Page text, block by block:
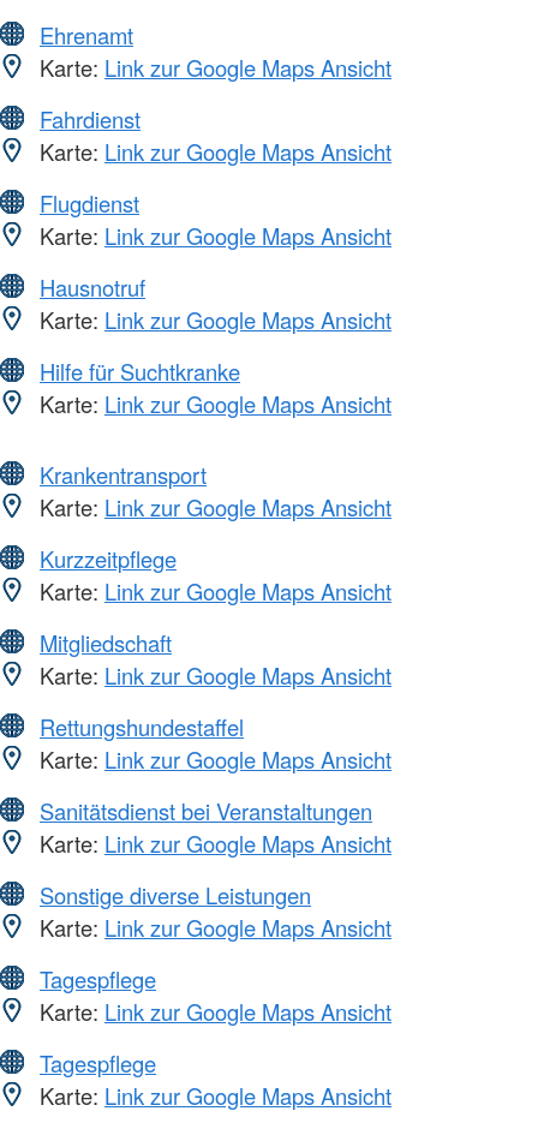
Ehrenamt
Karte: Link zur Google Maps Ansicht
Fahrdienst
Karte: Link zur Google Maps Ansicht
Flugdienst
Karte: Link zur Google Maps Ansicht
Hausnotruf
Karte: Link zur Google Maps Ansicht
Hilfe für Suchtkranke
Karte: Link zur Google Maps Ansicht
Krankentransport
Karte: Link zur Google Maps Ansicht
Kurzzeitpflege
Karte: Link zur Google Maps Ansicht
Mitgliedschaft
Karte: Link zur Google Maps Ansicht
Rettungshundestaffel
Karte: Link zur Google Maps Ansicht
Sanitätsdienst bei Veranstaltungen
Karte: Link zur Google Maps Ansicht
Sonstige diverse Leistungen
Karte: Link zur Google Maps Ansicht
Tagespflege
Karte: Link zur Google Maps Ansicht
Tagespflege
Karte: Link zur Google Maps Ansicht